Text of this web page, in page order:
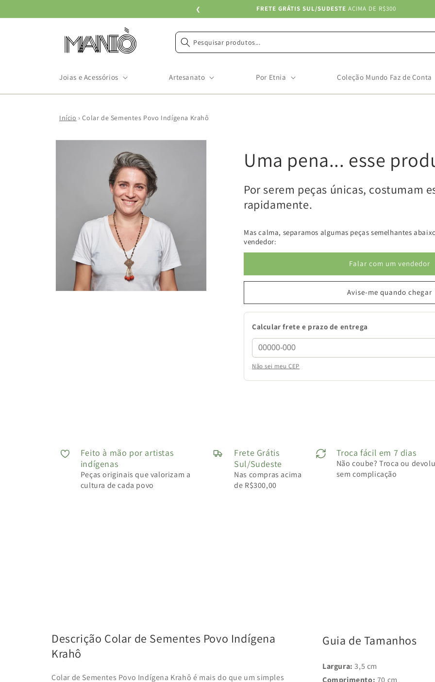
conteúdo
❮ FRETE GRÁTIS SUL/SUDESTE ACIMA DE R$300
Joias e Acessórios Artesanato Por Etnia Coleção Mundo Faz de Conta
Pesquisar produtos...
Início › Colar de Sementes Povo Indígena Krahô
Uma pena... esse
Por serem peças únicas, costumam
rapidamente.
Mas calma, separamos algumas peças semelhantes
vendedor:
Falar com um vendedor
Avise-me quando chegar
Calcular frete e prazo de entrega
Não sei meu CEP
Feito à mão por artistas
indígenas
Peças originais que valorizam a
cultura de cada povo
Frete Grátis
Sul/Sudeste
Nas compras acima
de R$300,00
Troca fácil em 7 dias
Não coube? Troca ou
sem complicação
Descrição Colar de Sementes Povo Indígena
Krahô
Colar de Sementes Povo Indígena Krahô é mais do que um simples
Guia de Tamanhos
Largura: 3,5 cm
Comprimento: 70 cm